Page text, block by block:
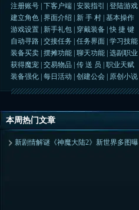
注册账号 |下客户端 |安装指引 |登陆游戏
建立角色 |界面介绍 新 手 村 |基本操作
游戏设置
新手礼包 穿戴装备 |快 捷 键
自动寻路 |交接任务 |任务界面 |学习技能
装备买卖 |摆摊功能 |聊天功能 |选副职业
获得魔宠 |交易物品 |传 送 员 |职业天赋
装备强化 |每日活动 |创建公会 原创小说
本周热门文章
新剧情解谜《神魔大陆2》新世界多图曝